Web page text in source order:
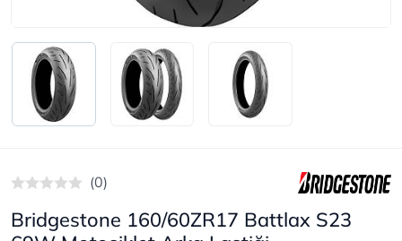
(0)
Bridgestone 160/60ZR17 Battlax S23